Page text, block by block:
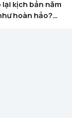
kịch bản năm
hoàn hảo?